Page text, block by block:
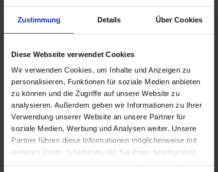
Zustimmung Details Über Cookies
Diese Webseite verwendet Cookies
Wir verwenden Cookies, um Inhalte und Anzeigen zu
personalisieren, Funktionen für soziale Medien anbieten
zu können und die Zugriffe auf unsere Website zu
analysieren. Außerdem geben wir Informationen zu Ihrer
Verwendung unserer Website an unsere Partner für
soziale Medien, Werbung und Analysen weiter. Unsere
Partner führen diese Informationen möglicherweise mit
weiteren Daten zusammen, die Sie ihnen bereitgestellt
haben oder die sie im Rahmen Ihrer Nutzung der Dienste
Akademiker